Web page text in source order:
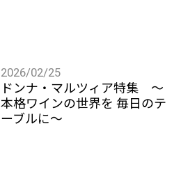
2026/02/25
ドンナ・マルツィア特集 ～
本格ワインの世界を 毎日のテ
ーブルに～